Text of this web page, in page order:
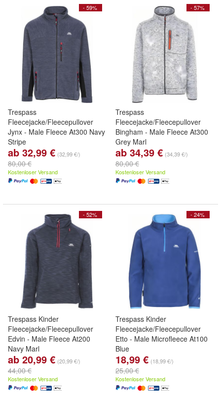
- 59%
Trespass
Fleecejacke/Fleecepullover
Jynx - Male Fleece At300 Navy
Stripe
ab 32,99 € (32,99 €/)
80,00 €
Kostenloser Versand
- 57%
Trespass
Fleecejacke/Fleecepullover
Bingham - Male Fleece At300
Grey Marl
ab 34,39 € (34,39 €/)
80,00 €
Kostenloser Versand
- 52%
Trespass Kinder
Fleecejacke/Fleecepullover
Edvin - Male Fleece At200
Navy Marl
ab 20,99 € (20,99 €/)
44,00 €
Kostenloser Versand
- 24%
Trespass Kinder
Fleecejacke/Fleecepullover
Etto - Male Microfleece At100
Blue
18,99 € (18,99 €/)
25,00 €
Kostenloser Versand